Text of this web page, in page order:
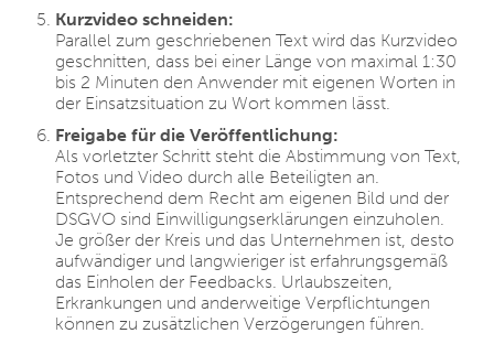
Kurzvideo schneiden:
Parallel zum geschriebenen Text wird das Kurzvideo
geschnitten, dass bei einer Länge von maximal 1:30
bis 2 Minuten den Anwender mit eigenen Worten in
der Einsatzsituation zu Wort kommen lässt.
Freigabe für die Veröffentlichung:
Als vorletzter Schritt steht die Abstimmung von Text,
Fotos und Video durch alle Beteiligten an.
Entsprechend dem Recht am eigenen Bild und der
DSGVO sind Einwilligungserklärungen einzuholen.
Je größer der Kreis und das Unternehmen ist, desto
aufwändiger und langwieriger ist erfahrungsgemäß
das Einholen der Feedbacks. Urlaubszeiten,
Erkrankungen und anderweitige Verpflichtungen
können zu zusätzlichen Verzögerungen führen.